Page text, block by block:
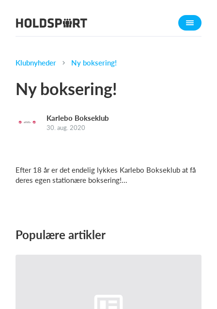
Om Holdsport
Presseomtale
Kalender
Webshop
Klubnyheder Ny boksering!
Ny boksering!
Karlebo Bokseklub
30. aug. 2020
Efter 18 år er det endelig lykkes Karlebo Bokseklub at få
deres egen stationære boksering!...
Populære artikler